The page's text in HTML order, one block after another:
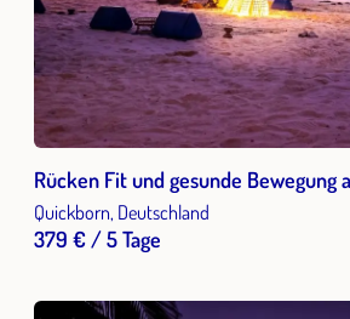
Rücken Fit und gesunde Bewegung
Quickborn, Deutschland
379 € / 5 Tage